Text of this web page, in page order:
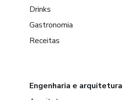
Drinks
Gastronomia
Receitas
Engenharia e arquitetura